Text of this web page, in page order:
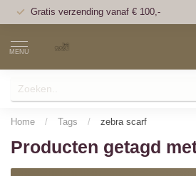
Gratis verzending vanaf € 100,-
MENU
Home / Tags / zebra scarf
Producten getagd